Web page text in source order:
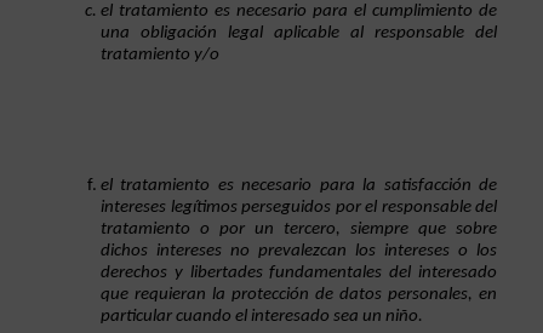
el tratamiento es necesario para el cumplimiento de
una obligación legal aplicable al responsable del
tratamiento y/o
el tratamiento es necesario para la satisfacción de
intereses legítimos perseguidos por el responsable del
tratamiento o por un tercero, siempre que sobre
dichos intereses no prevalezcan los intereses o los
derechos y libertades fundamentales del interesado
que requieran la protección de datos personales, en
particular cuando el interesado sea un niño.